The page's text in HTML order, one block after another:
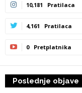
10,181 Pratilaca
4,161 Pratilaca
0 Pretplatnika
Poslednje objave